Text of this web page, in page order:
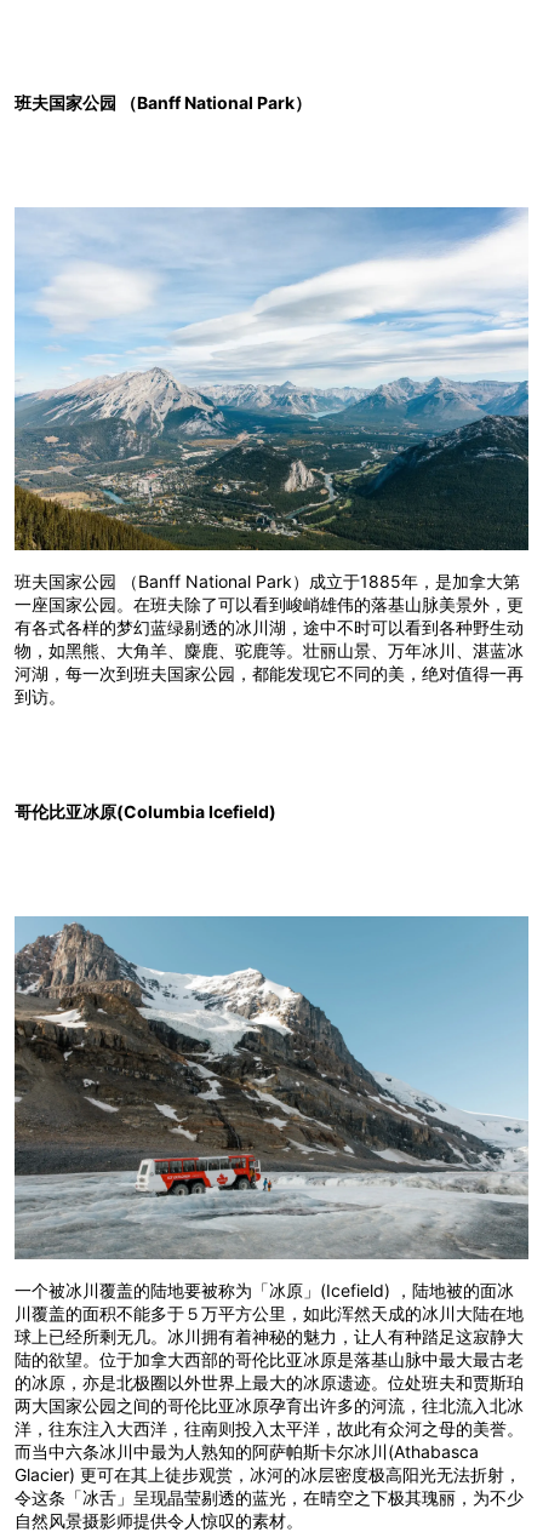
班夫国家公园 （Banff National Park）
班夫国家公园 （Banff National Park）成立于1885年，是加拿大第
一座国家公园。在班夫除了可以看到峻峭雄伟的落基山脉美景外，更
有各式各样的梦幻蓝绿剔透的冰川湖，途中不时可以看到各种野生动
物，如黑熊、大角羊、麋鹿、驼鹿等。壮丽山景、万年冰川、湛蓝冰
河湖，每一次到班夫国家公园，都能发现它不同的美，绝对值得一再
到访。
哥伦比亚冰原(Columbia Icefield)
一个被冰川覆盖的陆地要被称为「冰原」(Icefield) ，陆地被的面冰
川覆盖的面积不能多于５万平方公里，如此浑然天成的冰川大陆在地
球上已经所剩无几。冰川拥有着神秘的魅力，让人有种踏足这寂静大
陆的欲望。位于加拿大西部的哥伦比亚冰原是落基山脉中最大最古老
的冰原，亦是北极圈以外世界上最大的冰原遗迹。位处班夫和贾斯珀
两大国家公园之间的哥伦比亚冰原孕育出许多的河流，往北流入北冰
洋，往东注入大西洋，往南则投入太平洋，故此有众河之母的美誉。
而当中六条冰川中最为人熟知的阿萨帕斯卡尔冰川(Athabasca
Glacier) 更可在其上徒步观赏，冰河的冰层密度极高阳光无法折射，
令这条「冰舌」呈现晶莹剔透的蓝光，在晴空之下极其瑰丽，为不少
自然风景摄影师提供令人惊叹的素材。